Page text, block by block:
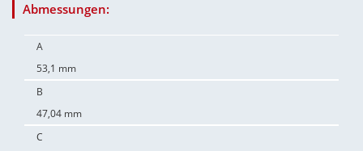
Abmessungen:
A
53,1 mm
B
47,04 mm
C